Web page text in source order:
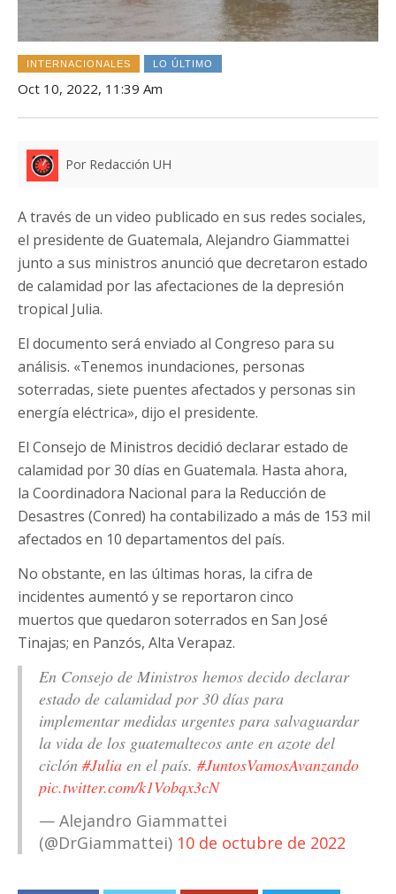
INTERNACIONALES LO ÚLTIMO
Oct 10, 2022, 11:39 Am
Por Redacción UH
A través de un video publicado en sus redes sociales,
el presidente de Guatemala, Alejandro Giammattei
junto a sus ministros anunció que decretaron estado
de calamidad por las afectaciones de la depresión
tropical Julia.
El documento será enviado al Congreso para su
análisis. «Tenemos inundaciones, personas
soterradas, siete puentes afectados y personas sin
energía eléctrica», dijo el presidente.
El Consejo de Ministros decidió declarar estado de
calamidad por 30 días en Guatemala. Hasta ahora,
la Coordinadora Nacional para la Reducción de
Desastres (Conred) ha contabilizado a más de 153 mil
afectados en 10 departamentos del país.
No obstante, en las últimas horas, la cifra de
incidentes aumentó y se reportaron cinco
muertos que quedaron soterrados en San José
Tinajas; en Panzós, Alta Verapaz.
En Consejo de Ministros hemos decido declarar
estado de calamidad por 30 días para
implementar medidas urgentes para salvaguardar
la vida de los guatemaltecos ante en azote del
ciclón #Julia en el país. #JuntosVamosAvanzando
pic.twitter.com/k1Vobqx3cN
— Alejandro Giammattei
(@DrGiammattei) 10 de octubre de 2022